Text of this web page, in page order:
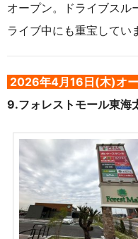
オープン。ドライブスル
ライブ中にも重宝してい
2026年4月16日(木)オ
9.フォレストモール東海